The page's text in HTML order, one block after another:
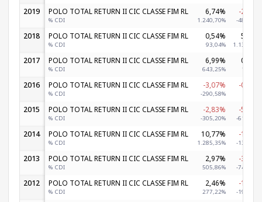
2019 POLO TOTAL RETURN II CIC CLASSE FIM RL
% CDI
6,74%
1.240,70%
-2,40%
-485,87%
2018 POLO TOTAL RETURN II CIC CLASSE FIM RL
% CDI
0,54%
93,04%
5,31%
1.139,15%
2017 POLO TOTAL RETURN II CIC CLASSE FIM RL
% CDI
6,99%
643,25%
0,13%
14,99%
2016 POLO TOTAL RETURN II CIC CLASSE FIM RL
% CDI
-3,07%
-290,58%
-0,06%
2015 POLO TOTAL RETURN II CIC CLASSE FIM RL
% CDI
-2,83%
-305,20%
-5,07%
-619,32%
2014 POLO TOTAL RETURN II CIC CLASSE FIM RL
% CDI
10,77%
1.285,35%
-1,07%
-136,66%
2013 POLO TOTAL RETURN II CIC CLASSE FIM RL
% CDI
2,97%
505,86%
-3,57%
-740,93%
2012 POLO TOTAL RETURN II CIC CLASSE FIM RL
% CDI
2,46%
277,22%
-1,41%
-190,73%